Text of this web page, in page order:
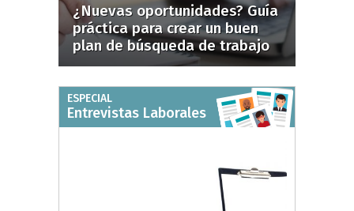
¿Nuevas oportunidades? Guía
práctica para crear un buen
plan de búsqueda de trabajo
ESPECIAL
Entrevistas Laborales